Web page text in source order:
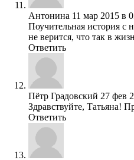
Антонина 11 мар 2015 в
Поучительная история
не верится, что так в
Ответить
Пётр Градовский 27 фев
Здравствуйте, Татьяна!
Ответить